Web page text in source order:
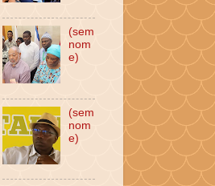
(sem
nom
e)
(sem
nom
e)